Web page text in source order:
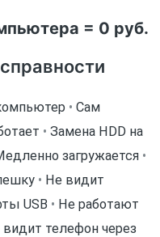
= 0 руб.
• Сам
• Замена HDD на
загружается •
• Не видит
USB • Не работают
телефон через